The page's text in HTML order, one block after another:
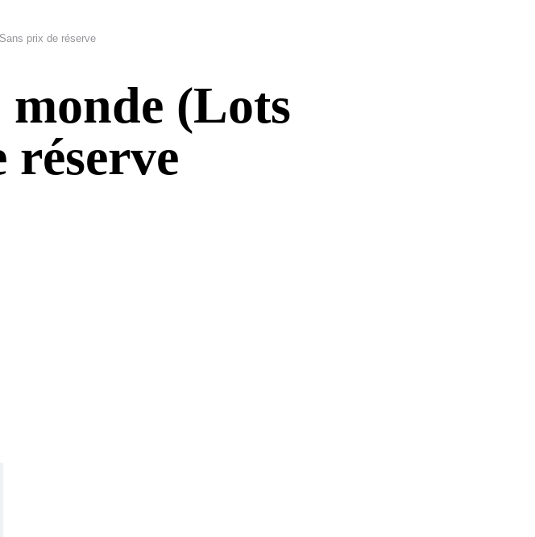
prix de réserve
monde (Lots
réserve